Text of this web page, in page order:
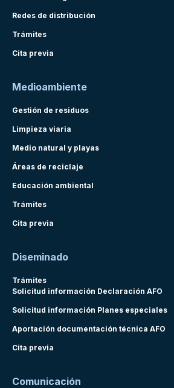
Redes de distribución
Trámites
Cita previa
Medioambiente
Gestión de residuos
Limpieza viaria
Medio natural y playas
Áreas de reciclaje
Educación ambiental
Trámites
Cita previa
Diseminado
Trámites
Solicitud información Declaración AFO
Solicitud información Planes especiales
Aportación documentación técnica AFO
Cita previa
Comunicación